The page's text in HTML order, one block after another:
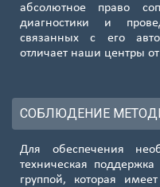
абсолютное право
диагностики и
связанных с его
отличает наши центры от
СОБЛЮДЕНИЕ
Для обеспечения
техническая
группой, которая